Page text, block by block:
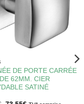
DE PORTE CARRÉE
62MM. CIER
SATINÉ